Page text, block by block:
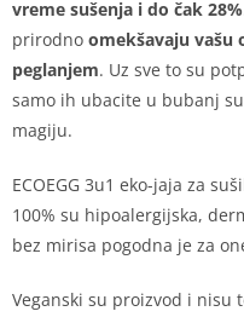
vreme sušenja i do čak 28%
prirodno omekšavaju vašu
peglanjem. Uz sve to su
samo ih ubacite u bubanj
magiju.
ECOEGG 3u1 eko-jaja za
100% su hipoalergijska,
bez mirisa pogodna je za
Veganski su proizvod i nisu